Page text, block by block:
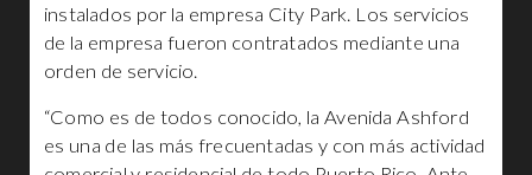
instalados por la empresa City Park. Los servicios
de la empresa fueron contratados mediante una
orden de servicio.
“Como es de todos conocido, la Avenida Ashford
es una de las más frecuentadas y con más actividad